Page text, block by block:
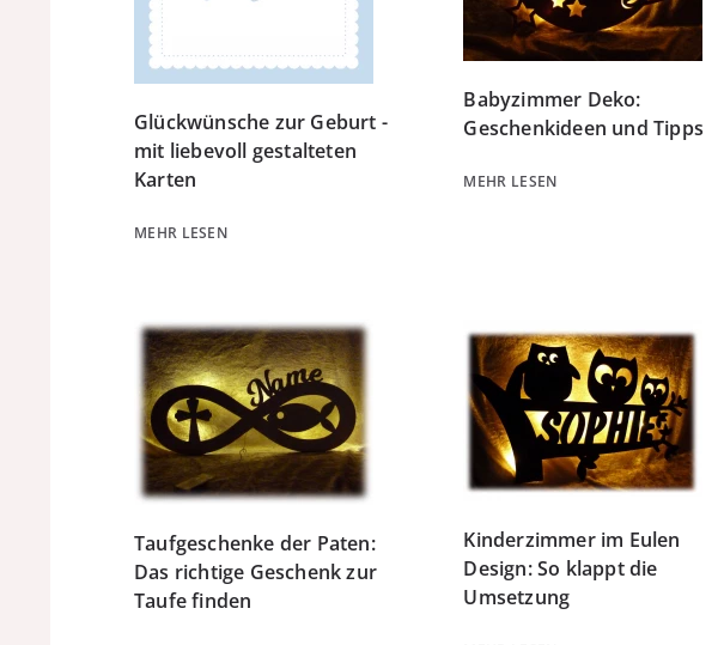
Glückwünsche zur Geburt -
mit liebevoll gestalteten
Karten
MEHR LESEN
Babyzimmer Deko:
Geschenkideen und Tipps
MEHR LESEN
Taufgeschenke der Paten:
Das richtige Geschenk zur
Taufe finden
Kinderzimmer im Eulen
Design: So klappt die
Umsetzung